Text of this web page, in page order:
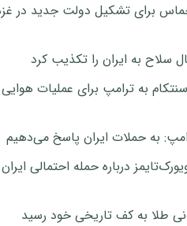
برای تشکیل دولت جدید در
سلاح به ایران را تکذیب کرد
به ترامپ برای عملیات
به حملات ایران پاسخ می‌دهیم
درباره حمله احتمالی
طلا به کف تاریخی خود رسید